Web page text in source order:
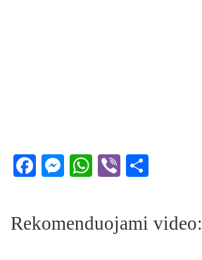
Facebook
Messenger
WhatsApp
Viber
Rekomenduojami video: